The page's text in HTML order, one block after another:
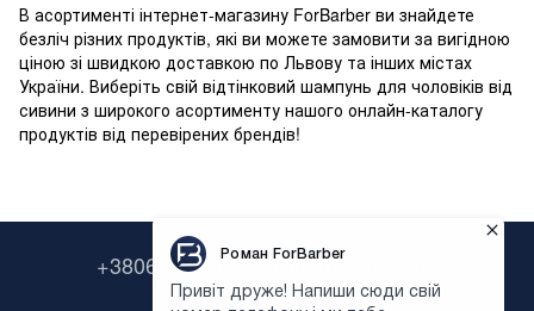
В асортименті інтернет-магазину ForBarber ви знайдете
безліч різних продуктів, які ви можете замовити за вигідною
ціною зі швидкою доставкою по Львову та інших містах
України. Виберіть свій відтінковий шампунь для чоловіків від
сивини з широкого асортименту нашого онлайн-каталогу
продуктів від перевірених брендів!
+380638322646 +380673954135